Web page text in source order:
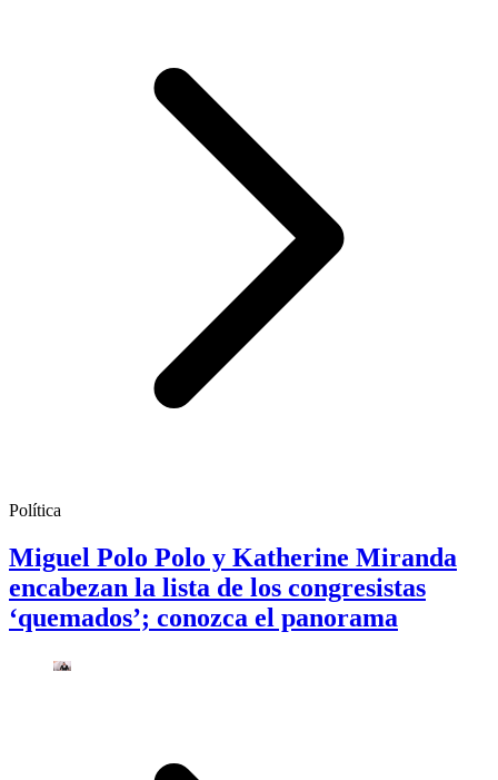
Política
Miguel Polo Polo y Katherine Miranda
encabezan la lista de los congresistas
‘quemados’; conozca el panorama